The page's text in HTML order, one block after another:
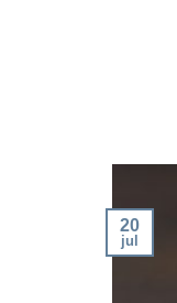
20
jul